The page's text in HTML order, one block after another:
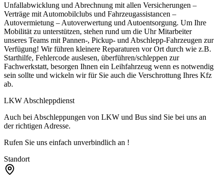
Unfallabwicklung und Abrechnung mit allen Versicherungen –
Verträge mit Automobilclubs und Fahrzeugassistancen –
Autovermietung – Autoverwertung und Autoentsorgung. Um Ihre
Mobilität zu unterstützen, stehen rund um die Uhr Mitarbeiter
unseres Teams mit Pannen-, Pickup- und Abschlepp-Fahrzeugen zur
Verfügung! Wir führen kleinere Reparaturen vor Ort durch wie z.B.
Starthilfe, Fehlercode auslesen, überführen/schleppen zur
Fachwerkstatt, besorgen Ihnen ein Leihfahrzeug wenn es notwendig
sein sollte und wickeln wir für Sie auch die Verschrottung Ihres Kfz
ab.
LKW Abschleppdienst
Auch bei Abschleppungen von LKW und Bus sind Sie bei uns an
der richtigen Adresse.
Rufen Sie uns einfach unverbindlich an !
Standort